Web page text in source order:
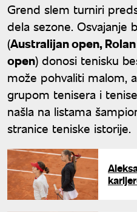
Grend slem turniri
dela sezone. Osvajanje
(Australijan open,
open) donosi tenisku
može pohvaliti malom,
grupom tenisera i
našla na listama
stranice teniske istorije.